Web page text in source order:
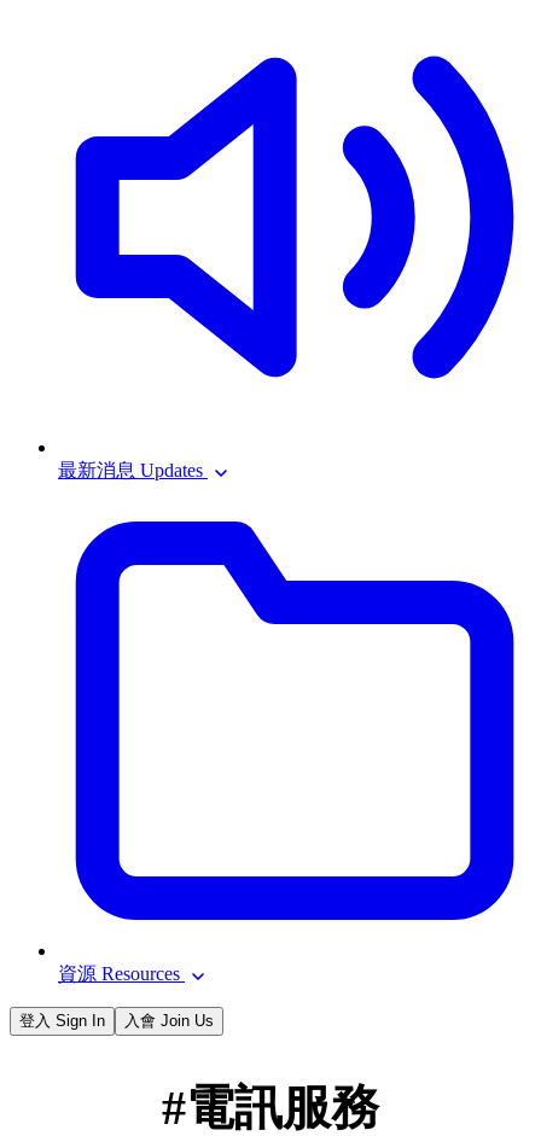
最新消息 Updates
資源 Resources
登入 Sign In 入會 Join Us
#電訊服務